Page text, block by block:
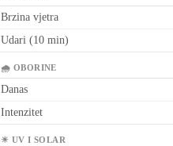
Brzina vjetra
Udari (10 min)
🌧 OBORINE
Danas
Intenzitet
☀ UV I SOLAR